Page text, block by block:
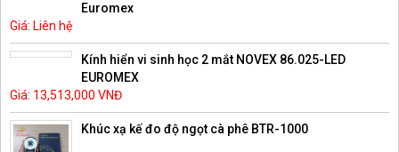
Euromex
Giá: Liên hệ
Kính hiển vi sinh học 2 mắt NOVEX 86.025-LED
EUROMEX
Giá: 13,513,000 VNĐ
Khúc xạ kế đo độ ngọt cà phê BTR-1000